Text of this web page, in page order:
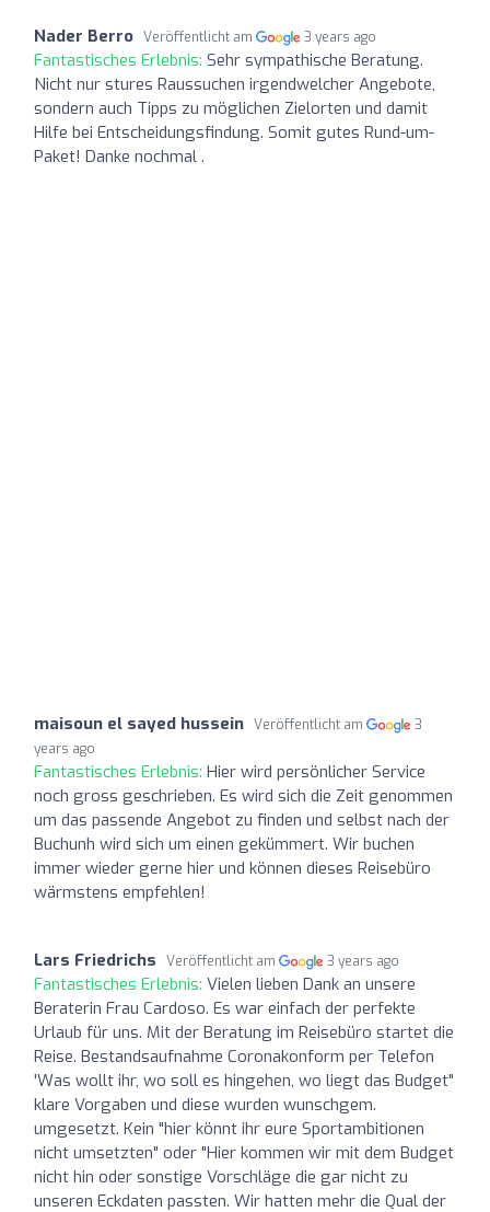
Nader Berro Veröffentlicht am 3 years ago
Fantastisches Erlebnis: Sehr sympathische Beratung.
Nicht nur stures Raussuchen irgendwelcher Angebote,
sondern auch Tipps zu möglichen Zielorten und damit
Hilfe bei Entscheidungsfindung. Somit gutes Rund-um-
Paket! Danke nochmal .
maisoun el sayed hussein Veröffentlicht am
3
years ago
Fantastisches Erlebnis: Hier wird persönlicher Service
noch gross geschrieben. Es wird sich die Zeit genommen
um das passende Angebot zu finden und selbst nach der
Buchunh wird sich um einen gekümmert. Wir buchen
immer wieder gerne hier und können dieses Reisebüro
wärmstens empfehlen!
Lars Friedrichs Veröffentlicht am 3 years ago
Fantastisches Erlebnis: Vielen lieben Dank an unsere
Beraterin Frau Cardoso. Es war einfach der perfekte
Urlaub für uns. Mit der Beratung im Reisebüro startet die
Reise. Bestandsaufnahme Coronakonform per Telefon
'Was wollt ihr, wo soll es hingehen, wo liegt das Budget"
klare Vorgaben und diese wurden wunschgem.
umgesetzt. Kein "hier könnt ihr eure Sportambitionen
nicht umsetzten" oder "Hier kommen wir mit dem Budget
nicht hin oder sonstige Vorschläge die gar nicht zu
unseren Eckdaten passten. Wir hatten mehr die Qual der